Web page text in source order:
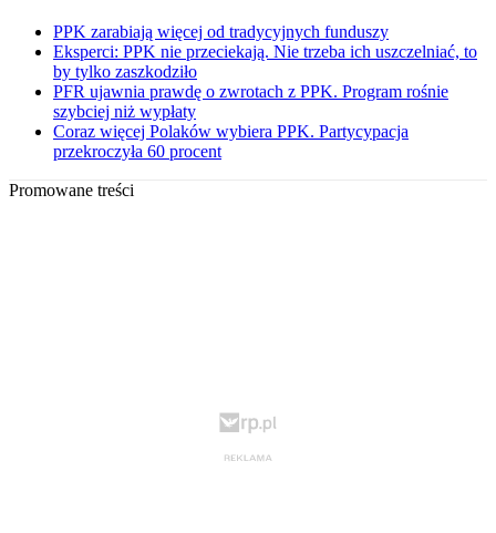
PPK zarabiają więcej od tradycyjnych funduszy
Eksperci: PPK nie przeciekają. Nie trzeba ich uszczelniać, to
by tylko zaszkodziło
PFR ujawnia prawdę o zwrotach z PPK. Program rośnie
szybciej niż wypłaty
Coraz więcej Polaków wybiera PPK. Partycypacja
przekroczyła 60 procent
Promowane treści